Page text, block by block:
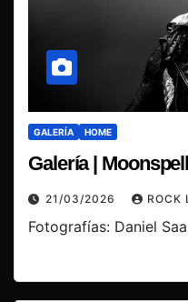
GALERÍA HOME
Galería |
21/03/2026 ROCK
Fotografías: Daniel